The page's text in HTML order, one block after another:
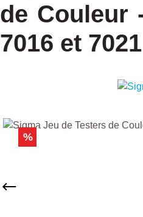
de Couleur
7016 et 7021
Ignorer la galerie d'images
%